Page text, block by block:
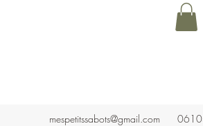
mespetitssabots@gmail.com